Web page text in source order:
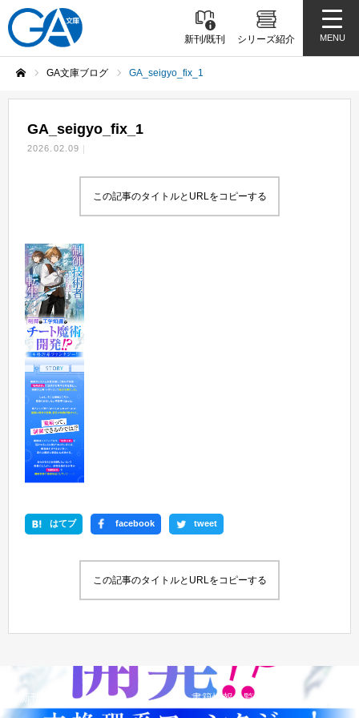
新刊/既刊 シリーズ紹介 MENU
GA文庫ブログ GA_seigyo_fix_1
GA_seigyo_fix_1
2026.02.09
この記事のタイトルとURLをコピーする
はてブ facebook tweet
この記事のタイトルとURLをコピーする
新刊情報 書籍情報一覧